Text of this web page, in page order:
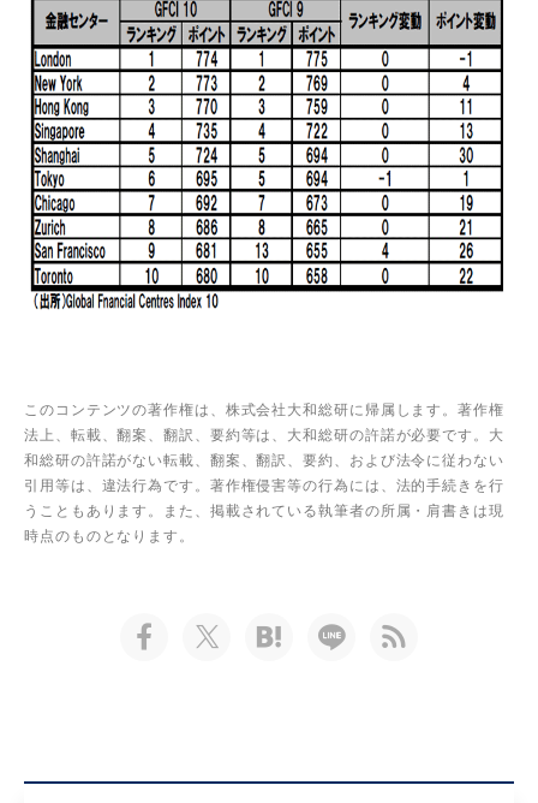
このコンテンツの著作権は、株式会社大和総研に帰属します。著作権
法上、転載、翻案、翻訳、要約等は、大和総研の許諾が必要です。大
和総研の許諾がない転載、翻案、翻訳、要約、および法令に従わない
引用等は、違法行為です。著作権侵害等の行為には、法的手続きを行
うこともあります。また、掲載されている執筆者の所属・肩書きは現
時点のものとなります。